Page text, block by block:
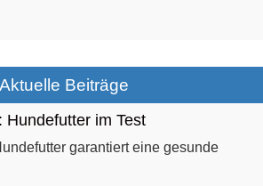
Aktuelle Beiträge
Hundefutter im Test
garantiert eine gesunde